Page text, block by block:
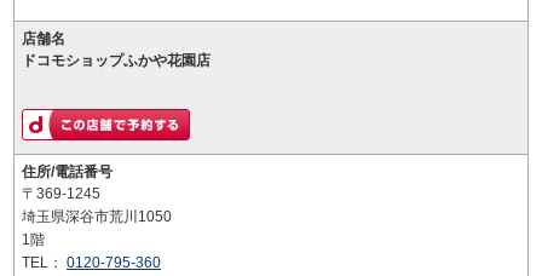
店舗名
ドコモショップふかや花園店
住所/電話番号
〒369-1245
埼玉県深谷市荒川1050
1階
TEL： 0120-795-360